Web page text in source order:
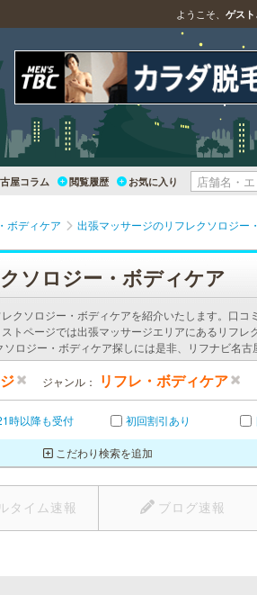
ようこそ、 ゲスト
屋コラム 閲覧履歴 お気に入り
ボディケア 出張マッサージのリフレクソロジー
ソロジー・ボディケア
クソロジー・ボディケアを紹介いたします。口コ
トページでは出張マッサージエリアにあるリフ
ロジー・ボディケア探しには是非、リフナビ名古
ジャンル： リフレ・ボディケア
時以降も受付 初回割引あり
こだわり検索を追加
タイム速報 ブログ速報